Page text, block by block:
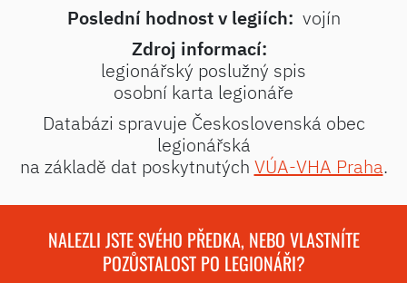
Poslední hodnost v legiích: vojín
Zdroj informací:
legionářský poslužný spis
osobní karta legionáře
Databázi spravuje Československá obec
legionářská
na základě dat poskytnutých VÚA-VHA Praha.
NALEZLI JSTE SVÉHO PŘEDKA, NEBO VLASTNÍTE
POZŮSTALOST PO LEGIONÁŘI?